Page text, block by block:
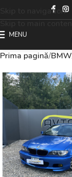
Skip to navigation
MENU
Prima pagină BMW